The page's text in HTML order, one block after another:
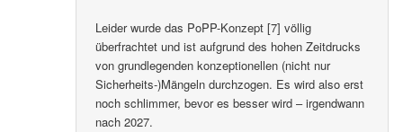
Leider wurde das PoPP-Konzept [7] völlig
überfrachtet und ist aufgrund des hohen Zeitdrucks
von grundlegenden konzeptionellen (nicht nur
Sicherheits-)Mängeln durchzogen. Es wird also erst
noch schlimmer, bevor es besser wird – irgendwann
nach 2027.